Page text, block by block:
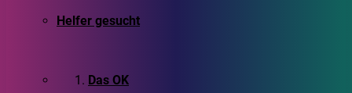
Helfer gesucht
Das OK